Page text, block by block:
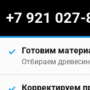
+7 921 027-
Готовим
Отбираем
Корректируем